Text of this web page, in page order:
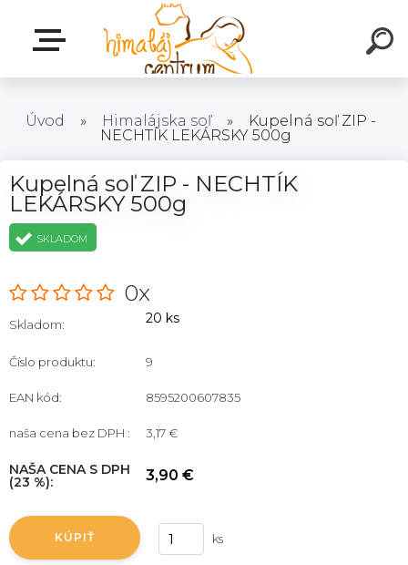
Úvod » Himalájska soľ »
Kupelná soľ ZIP -
NECHTÍK LEKÁRSKY 500g
Kupelná soľ ZIP - NECHTÍK
LEKÁRSKY 500g
SKLADOM
0x
Skladom: 20 ks
Číslo produktu: 9
EAN kód: 8595200607835
naša cena bez DPH : 3,17 €
NAŠA CENA S DPH
(23 %): 3,90 €
ks
KÚPIŤ